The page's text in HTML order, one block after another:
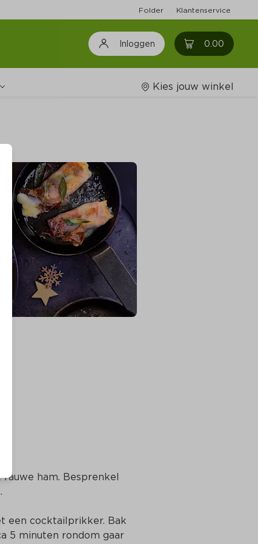
Folder Klantenservice
Inloggen 0.00 0
Kies jouw winkel
ham. Besprenkel
een cocktailprikker. Bak
5 minuten rondom gaar